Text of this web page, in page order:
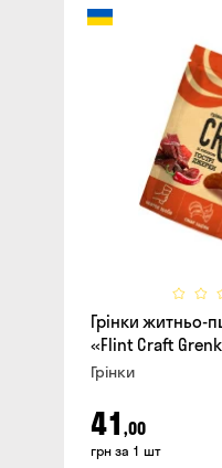
Грінки житньо-
«Flint Craft
гострих джерки,
Грінки
41 ,00
грн за 1 шт